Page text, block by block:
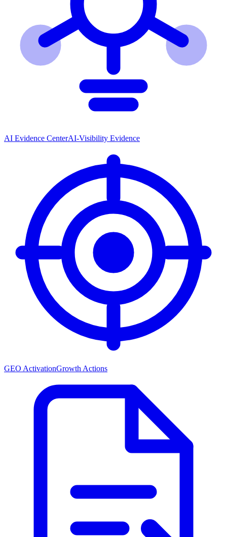
AI Evidence CenterAI-Visibility Evidence
GEO ActivationGrowth Actions